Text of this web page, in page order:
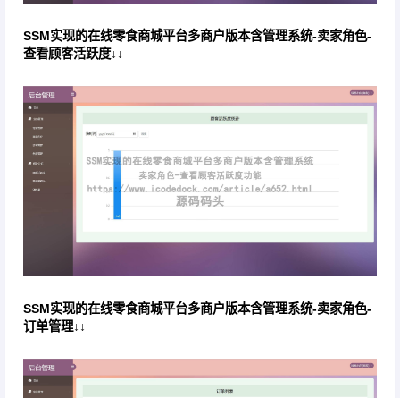
SSM实现的在线零食商城平台多商户版本含管理系统-卖家角色-
查看顾客活跃度↓↓
SSM实现的在线零食商城平台多商户版本含管理系统-卖家角色-
订单管理↓↓